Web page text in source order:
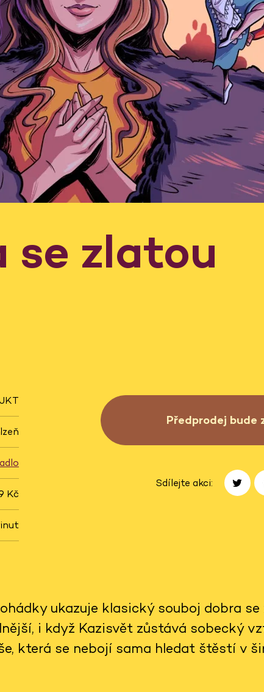
se zlatou
Kč
Předprodej bude
Sdílejte akci:
ukazuje klasický souboj dobra se
i když Kazisvět zůstává sobecký
která se nebojí sama hledat štěstí v